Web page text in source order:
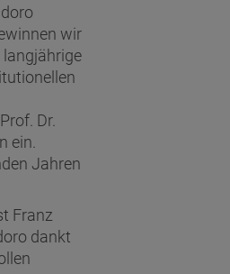
wir
Dr.
ein.
Jahren
Franz
dankt